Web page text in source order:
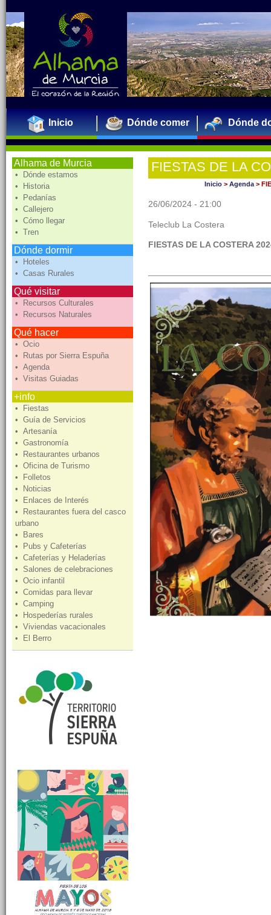
Inicio Dónde comer Dónde
Alhama de Murcia
• Dónde estamos
• Historia
• Pedanías
• Callejero
• Cómo llegar
• Tren
Dónde dormir
• Hoteles
• Casas Rurales
Qué visitar
• Recursos Culturales
• Recursos Naturales
Qué hacer
• Ocio
• Rutas por Sierra Espuña
• Agenda
• Visitas Guiadas
+info
• Fiestas
• Guía de Servicios
• Artesanía
• Gastronomía
• Restaurantes urbanos
• Oficina de Turismo
• Folletos
• Noticias
• Enlaces de Interés
• Restaurantes fuera del casco
urbano
• Bares
• Pubs y Cafeterías
• Cafeterías y Heladerías
• Salones de celebraciones
• Ocio infantil
• Comidas para llevar
• Camping
• Hospederías rurales
• Viviendas vacacionales
• El Berro
FIESTAS DE LA
MARTA SAORÍN.
Inicio > Agenda >
26/06/2024 - 21:00
Teleclub La Costera
FIESTAS DE LA COSTERA